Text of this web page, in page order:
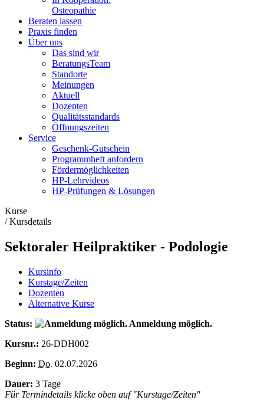
Osteopathie
Beraten lassen
Praxis finden
Über uns
Das sind wir
BeratungsTeam
Standorte
Meinungen
Aktuell
Dozenten
Qualitätsstandards
Öffnungszeiten
Service
Geschenk-Gutschein
Programmheft anfordern
Fördermöglichkeiten
HP-Lehrvideos
HP-Prüfungen & Lösungen
Kurse
/Kursdetails
Sektoraler Heilpraktiker - Podologie
Kursinfo
Kurstage/Zeiten
Dozenten
Alternative Kurse
Status:
Anmeldung möglich.
Kursnr.: 26-DDH002
Beginn: Do. 02.07.2026
Dauer: 3 Tage
Für Termindetails klicke oben auf "Kurstage/Zeiten"